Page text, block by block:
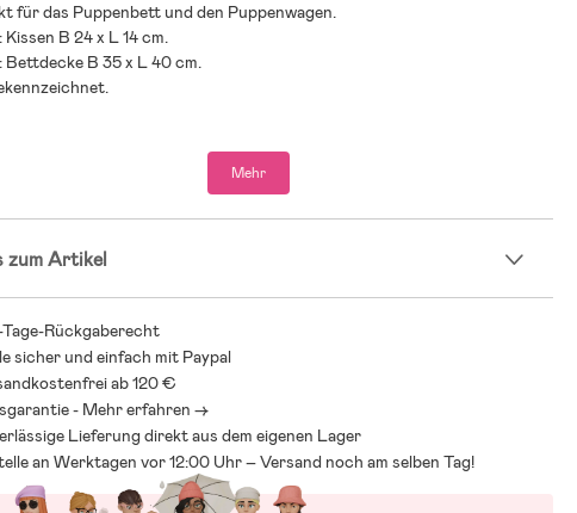
für das Puppenbett und den Puppenwagen.
Kissen B 24 x L 14 cm.
Bettdecke B 35 x L 40 cm.
Mehr
zum Artikel
Rückgaberecht
sicher und einfach mit Paypal
ab 120 €
- Mehr erfahren ->
Lieferung direkt aus dem eigenen Lager
an Werktagen vor 12:00 Uhr – Versand noch am selben Tag!